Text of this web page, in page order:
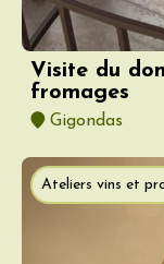
Visite du
fromages
Gigondas
Ateliers vins et